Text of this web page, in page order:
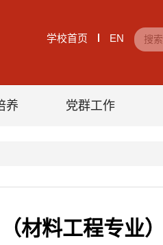
学校首页 EN
养 党群工作
材料工程专业）